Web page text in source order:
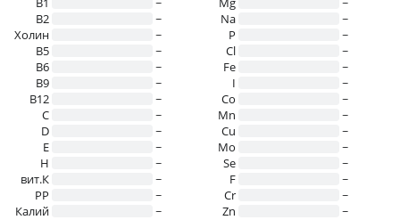
B2
~
Холин
~
B5
~
B6
~
B9
~
B12
~
C
~
D
~
E
~
H
~
вит.К
~
PP
~
Калий
~
Na
~
P
~
Cl
~
Fe
~
I
~
Co
~
Mn
~
Cu
~
Mo
~
Se
~
F
~
Cr
~
Zn
~